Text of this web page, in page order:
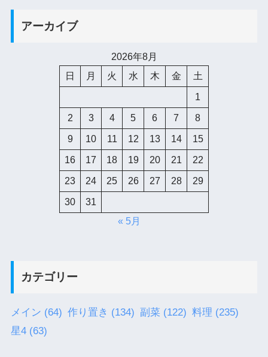
アーカイブ
2026年8月
日
月 火 水 木 金 土
1
2 3 4 5 6 7 8
9 10 11 12 13 14 15
16 17 18 19 20 21 22
23 24 25 26 27 28 29
30
31
« 5月
カテゴリー
メイン (64) 作り置き (134) 副菜 (122) 料理 (235)
星4 (63)